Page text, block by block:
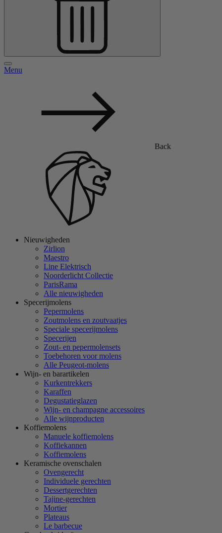
Menu
Back
Nieuwigheden
Zirlion
Maestro
Line Elektrisch
Noorderlicht Collectie
ParisRama
Alle nieuwigheden
Specerijmolens
Pepermolens
Zoutmolens en zoutvaatjes
Speciale specerijmolens
Specerijen
Zout- en pepermolensets
Toebehoren voor molens
Alle Peugeot-molens
Wijn- en barartikelen
Kurkentrekkers
Karaffen
Degustatieglazen
Wijn- en champagne accessoires
Alle wijnproducten
Koffiemolens
Manuele koffiemolens
Koffiekannen
Koffiemolens
Keramische ovenschalen
Ovengerecht
Individuele gerechten
Dessertgerechten
Tajine-gerechten
Mortier
Plateaus
Le barbecue